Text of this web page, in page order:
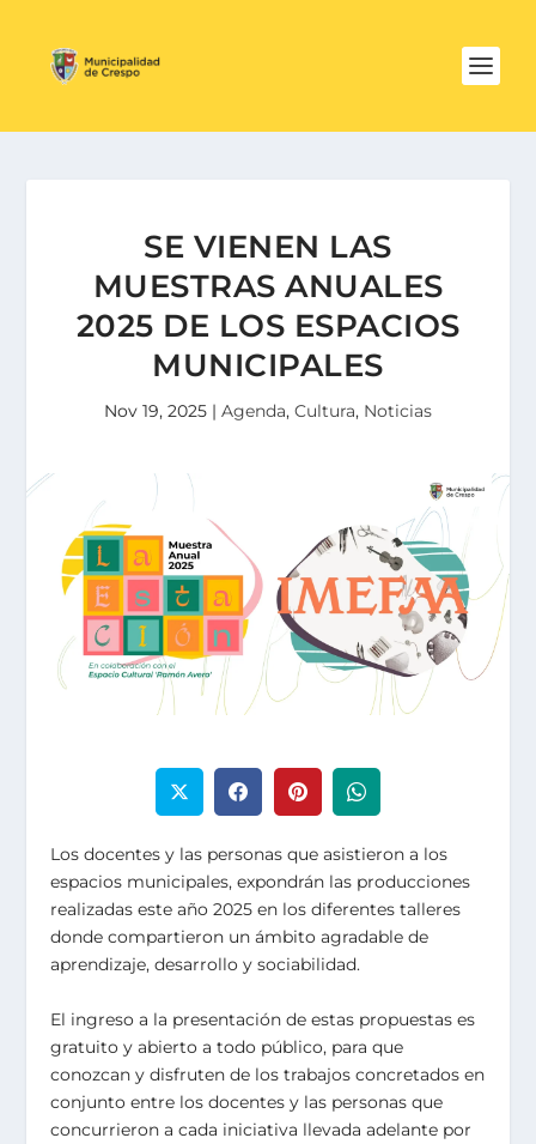
SE VIENEN LAS
MUESTRAS ANUALES
2025 DE LOS ESPACIOS
MUNICIPALES
Nov 19, 2025 | Agenda, Cultura, Noticias
Los docentes y las personas que asistieron a los
espacios municipales, expondrán las producciones
realizadas este año 2025 en los diferentes talleres
donde compartieron un ámbito agradable de
aprendizaje, desarrollo y sociabilidad.
El ingreso a la presentación de estas propuestas es
gratuito y abierto a todo público, para que
conozcan y disfruten de los trabajos concretados en
conjunto entre los docentes y las personas que
concurrieron a cada iniciativa llevada adelante por